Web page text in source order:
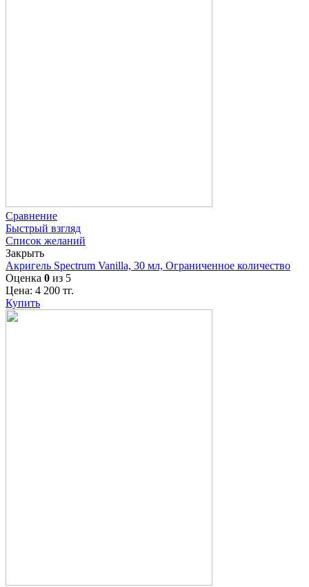
Сравнение
Быстрый взгляд
Список желаний
Закрыть
Акригель Spectrum Vanilla, 30 мл, Ограниченное количество
Оценка 0 из 5
Цена: 4 200 тг.
Купить